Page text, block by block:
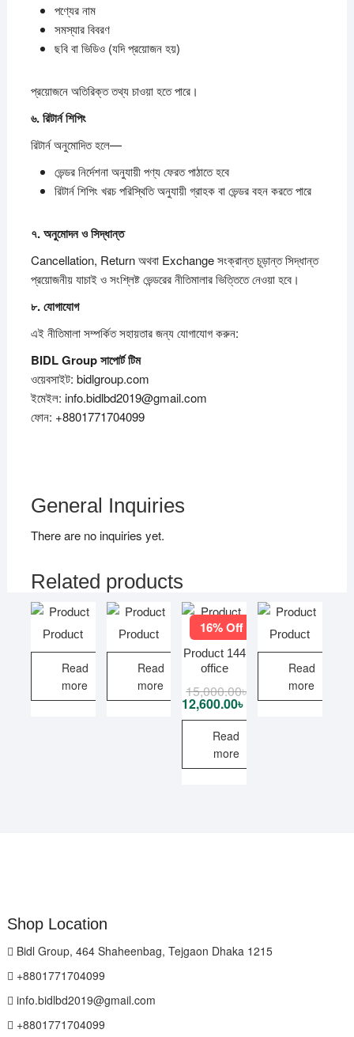
পণ্যের নাম
সমস্যার বিবরণ
ছবি বা ভিডিও (যদি প্রয়োজন হয়)
প্রয়োজনে অতিরিক্ত তথ্য চাওয়া হতে পারে।
৬.রিটার্নশিপিং
রিটার্ন অনুমোদিত হলে—
ভেন্ডর নির্দেশনা অনুযায়ী পণ্য ফেরত পাঠাতে হবে
রিটার্ন শিপিং খরচ পরিস্থিতি অনুযায়ী গ্রাহক বা ভেন্ডর বহন করতে পারে
৭.অনুমোদনওসিদ্ধান্ত
Cancellation, Return অথবা Exchange সংক্রান্ত চূড়ান্ত সিদ্ধান্ত
প্রয়োজনীয় যাচাই ও সংশ্লিষ্ট ভেন্ডরের নীতিমালার ভিত্তিতে নেওয়া হবে।
৮.যোগাযোগ
এই নীতিমালা সম্পর্কিত সহায়তার জন্য যোগাযোগ করুন:
BIDL Groupসাপোর্টটিম
ওয়েবসাইট: bidlgroup.com
ইমেইল: info.bidlbd2019@gmail.com
ফোন: +8801771704099
General Inquiries
There are no inquiries yet.
Related products
Product
Read
more
Product
Read
more
16% Off
Product 144
office
15,000.00৳
price
12,600.00৳ price
Read
more
Product
Read
more
Shop Location
Bidl Group, 464 Shaheenbag, Tejgaon Dhaka 1215
+8801771704099
info.bidlbd2019@gmail.com
+8801771704099